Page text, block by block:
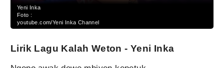
Yeni Inka
Foto :
youtube.com/Yeni Inka Channel
Lirik Lagu Kalah Weton - Yeni Inka